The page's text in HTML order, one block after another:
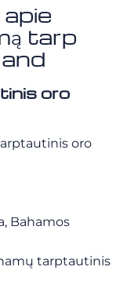
tarp
oro
oro
Bahamos
tarptautinis